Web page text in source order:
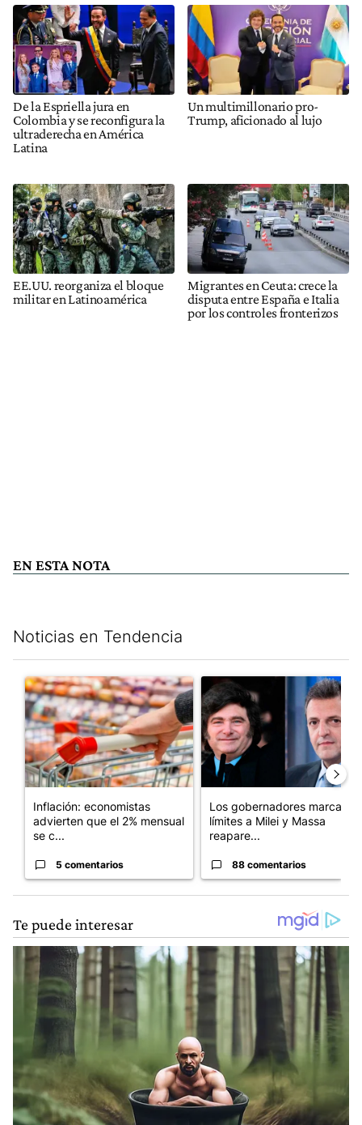
De la Espriella jura en
Colombia y se reconfigura la
ultraderecha en América
Latina
Un multimillonario pro-
Trump, aficionado al lujo
EE.UU. reorganiza el bloque
militar en Latinoamérica
Migrantes en Ceuta: crece la
disputa entre España e Italia
por los controles fronterizos
EN ESTA NOTA
Noticias en Tendencia
Un artículo de tendencia con el título "Inflación: economistas
Inflación: economistas
advierten que el 2% mensual
se c...
5 comentarios
Un artículo de tendencia
Los gobernadores marcan
límites a Milei y Massa
reapare...
88 comentarios